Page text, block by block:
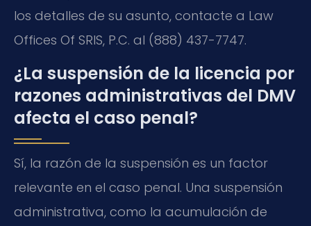
los detalles de su asunto, contacte a Law
Offices Of SRIS, P.C. al (888) 437-7747.
¿La suspensión de la licencia por
razones administrativas del DMV
afecta el caso penal?
Sí, la razón de la suspensión es un factor
relevante en el caso penal. Una suspensión
administrativa, como la acumulación de